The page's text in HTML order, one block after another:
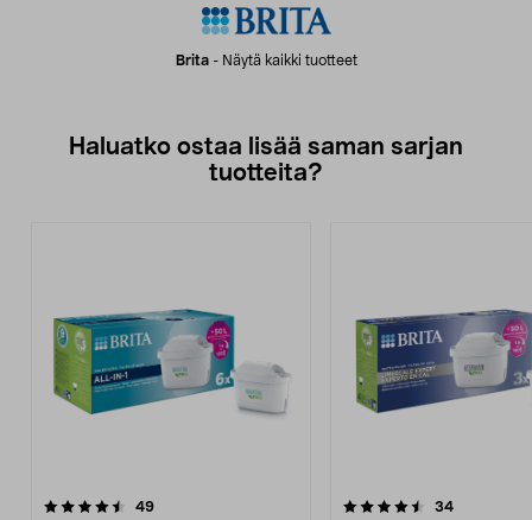
Brita- Näytä kaikki tuotteet
Haluatko ostaa lisää saman sarjan
tuotteita?
49arvostelut
4.5viidestä
34arvostelut
4.5viidestä